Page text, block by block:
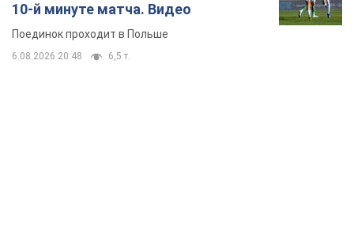
10-й минуте матча. Видео
Поединок проходит в Польше
6.08.2026 20:48 6,5 т.